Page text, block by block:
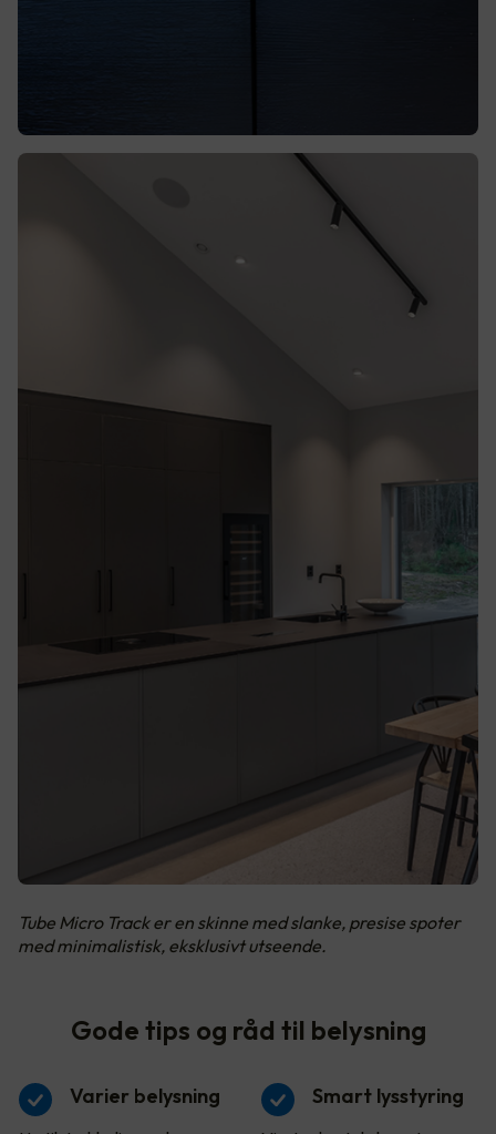
Tube Micro Track er en skinne med slanke, presise spoter
med minimalistisk, eksklusivt utseende.
Gode tips og råd til belysning
Varier belysning Smart lysstyring